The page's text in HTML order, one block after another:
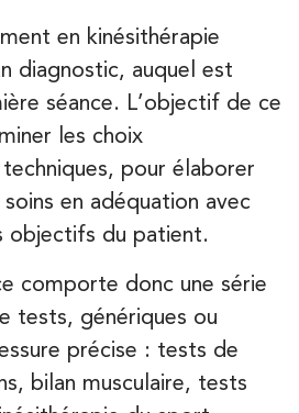
en kinésithérapie
diagnostic, auquel est
séance. L’objectif de ce
les choix
pour élaborer
en adéquation avec
objectifs du patient.
comporte donc une série
tests, génériques ou
précise : tests de
bilan musculaire, tests